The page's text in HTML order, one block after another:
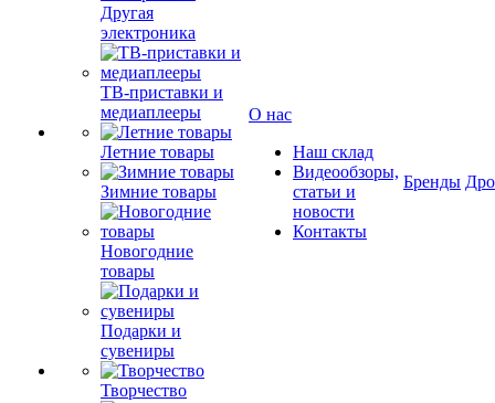
Другая
электроника
ТВ-приставки и
медиаплееры
Летние товары
Зимние товары
Новогодние
товары
Подарки и
сувениры
Творчество
О нас
Наш склад
Видеообзоры,
статьи и
новости
Контакты
Бренды